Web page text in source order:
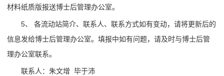
材料纸质版报送博士后管理办公室。
5、 各流动站简介、联系人、联系方式如有变动，请将更新后的
信息发给博士后管理办公室。填报中如有问题，请及时与博士后管
理办公室联系。
联系人：朱文增 毕于沛